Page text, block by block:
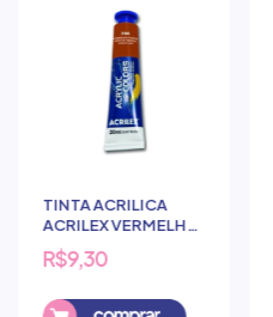
TINTA ACRILICA
ACRILEX VERMELHO
VENEZA 20ML - 366
R$9,30